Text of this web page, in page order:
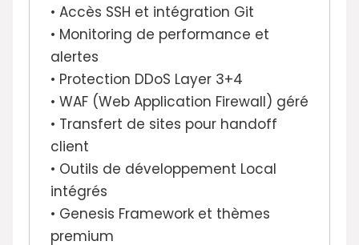
• Accès SSH et intégration Git
• Monitoring de performance et
alertes
• Protection DDoS Layer 3+4
• WAF (Web Application Firewall) géré
• Transfert de sites pour handoff
client
• Outils de développement Local
intégrés
• Genesis Framework et thèmes
premium